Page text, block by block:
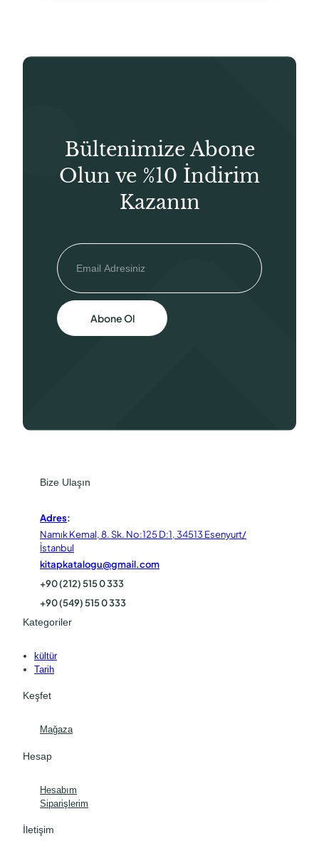
Bültenimize Abone
Olun ve %10 İndirim
Kazanın
Abone Ol
Bize Ulaşın
Adres:
Namık Kemal, 8. Sk. No:125 D:1, 34513 Esenyurt/
İstanbul
kitapkatalogu@gmail.com
+90 (212) 515 0 333
+90 (549) 515 0 333
Kategoriler
kültür
Tarih
Keşfet
Mağaza
Hesap
Hesabım
Siparişlerim
İletişim